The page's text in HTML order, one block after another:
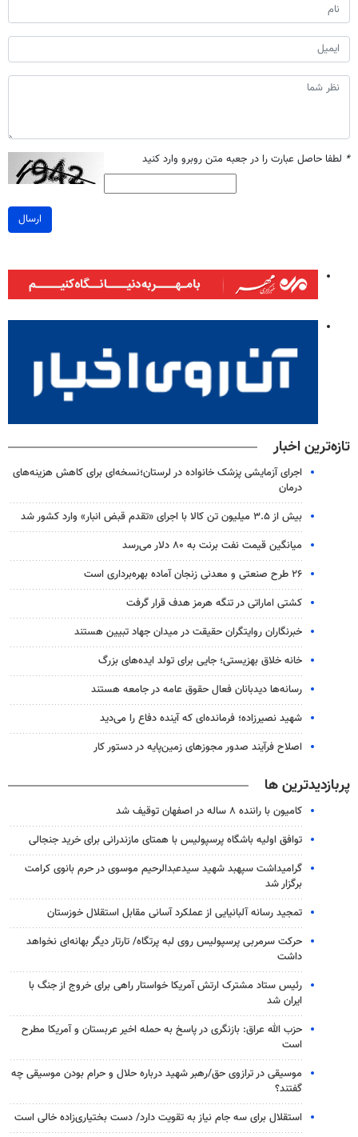
* لطفا حاصل عبارت را در جعبه متن روبرو وارد کنید
ارسال
تازه‌ترین اخبار
اجرای آزمایشی پزشک خانواده در لرستان؛نسخه‌ای برای کاهش هزینه‌های
درمان
بیش از ۳.۵ میلیون تن کالا با اجرای «تقدم قبض انبار» وارد کشور شد
میانگین قیمت نفت برنت به ۸۰ دلار می‌رسد
۲۶ طرح صنعتی و معدنی زنجان آماده بهره‌برداری است
کشتی اماراتی در تنگه هرمز هدف قرار گرفت
خبرنگاران روایتگران حقیقت در میدان جهاد تبیین هستند
خانه خلاق بهزیستی؛ جایی برای تولد ایده‌های بزرگ
رسانه‌ها دیدبانان فعال حقوق عامه در جامعه هستند
شهید نصیرزاده؛ فرمانده‌ای که آینده دفاع را می‌دید
اصلاح فرآیند صدور مجوزهای زمین‌پایه در دستور کار
پربازدیدترین ها
کامیون با راننده ۸ ساله در اصفهان توقیف شد
توافق اولیه باشگاه پرسپولیس با همتای مازندرانی برای خرید جنجالی
گرامیداشت سپهبد شهید سیدعبدالرحیم موسوی در حرم بانوی کرامت
برگزار شد
تمجید رسانه آلبانیایی از عملکرد آسانی مقابل استقلال خوزستان
حرکت سرمربی پرسپولیس روی لبه پرتگاه/ تارتار دیگر بهانه‌ای نخواهد
داشت
رئیس ستاد مشترک ارتش آمریکا خواستار راهی برای خروج از جنگ با
ایران شد
حزب الله عراق: بازنگری در پاسخ به حمله اخیر عربستان و آمریکا مطرح
است
موسیقی در ترازوی حق/رهبر شهید درباره حلال و حرام بودن موسیقی چه
گفتند؟
استقلال برای سه جام نیاز به تقویت دارد/ دست بختیاری‌زاده خالی است